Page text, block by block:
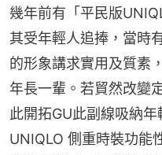
幾年前有「平民版
其受年輕人追捧，當時
的形象講求實用及質素
年長一輩。若貿然改變
此開拓GU此副線吸納
UNIQLO 側重時裝功能